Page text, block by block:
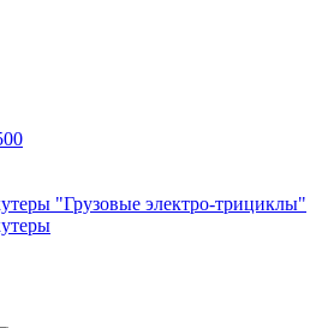
"Грузовые электро‑трициклы"